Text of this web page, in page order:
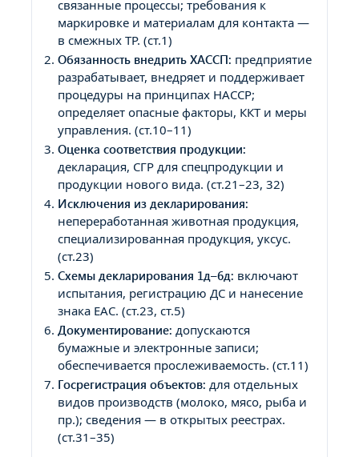
связанные процессы; требования к
маркировке и материалам для контакта —
в смежных ТР. (ст.1)
Обязанность внедрить ХАССП: предприятие
разрабатывает, внедряет и поддерживает
процедуры на принципах HACCP;
определяет опасные факторы, ККТ и меры
управления. (ст.10–11)
Оценка соответствия продукции:
декларация, СГР для спецпродукции и
продукции нового вида. (ст.21–23, 32)
Исключения из декларирования:
непереработанная животная продукция,
специализированная продукция, уксус.
(ст.23)
Схемы декларирования 1д–6д: включают
испытания, регистрацию ДС и нанесение
знака EAC. (ст.23, ст.5)
Документирование: допускаются
бумажные и электронные записи;
обеспечивается прослеживаемость. (ст.11)
Госрегистрация объектов: для отдельных
видов производств (молоко, мясо, рыба и
пр.); сведения — в открытых реестрах.
(ст.31–35)